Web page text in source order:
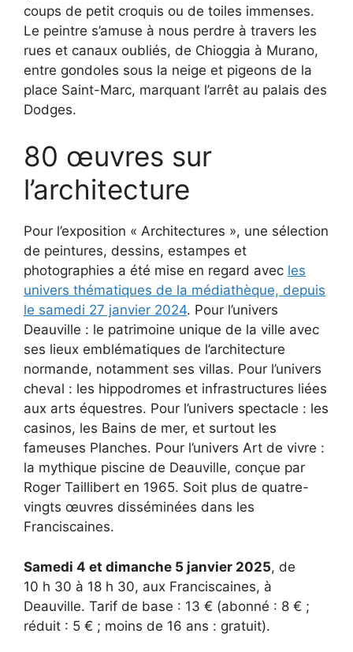
coups de petit croquis ou de toiles immenses.
Le peintre s’amuse à nous perdre à travers les
rues et canaux oubliés, de Chioggia à Murano,
entre gondoles sous la neige et pigeons de la
place Saint-Marc, marquant l’arrêt au palais des
Dodges.
80 œuvres sur
l’architecture
Pour l’exposition « Architectures », une sélection
de peintures, dessins, estampes et
photographies a été mise en regard avec les
univers thématiques de la médiathèque, depuis
le samedi 27 janvier 2024. Pour l’univers
Deauville : le patrimoine unique de la ville avec
ses lieux emblématiques de l’architecture
normande, notamment ses villas. Pour l’univers
cheval : les hippodromes et infrastructures liées
aux arts équestres. Pour l’univers spectacle : les
casinos, les Bains de mer, et surtout les
fameuses Planches. Pour l’univers Art de vivre :
la mythique piscine de Deauville, conçue par
Roger Taillibert en 1965. Soit plus de quatre-
vingts œuvres disséminées dans les
Franciscaines.
Samedi 4 et dimanche 5 janvier 2025, de
10 h 30 à 18 h 30, aux Franciscaines, à
Deauville. Tarif de base : 13 € (abonné : 8 € ;
réduit : 5 € ; moins de 16 ans : gratuit).